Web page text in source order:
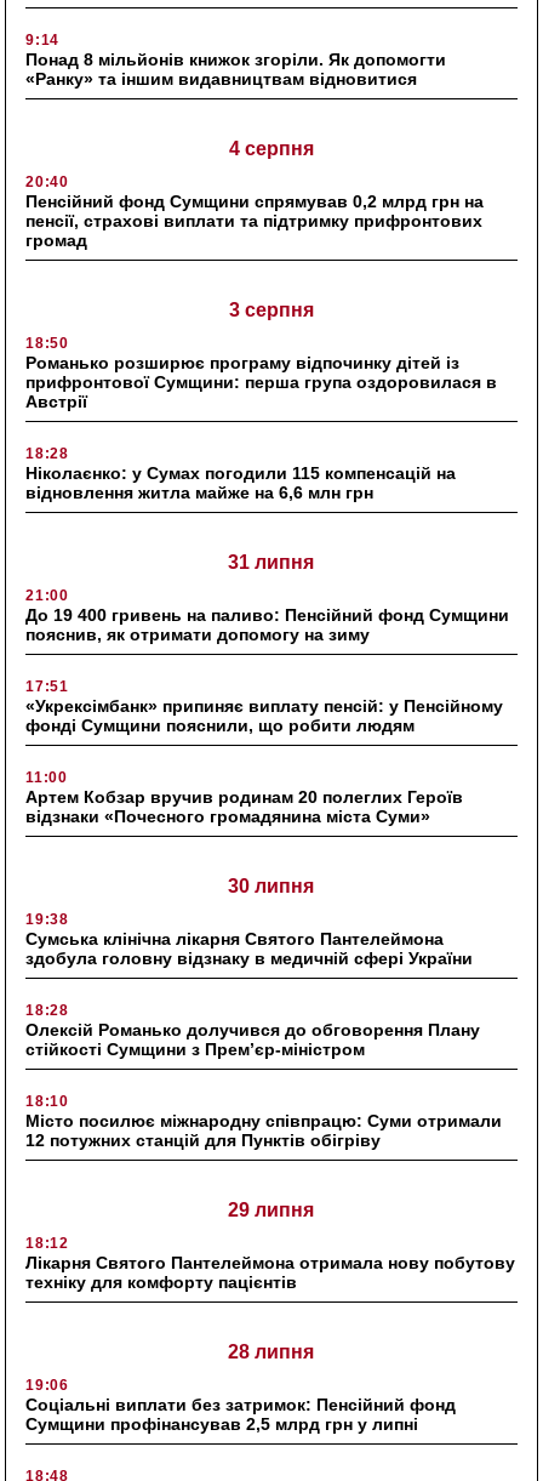
9:14
Понад 8 мільйонів книжок згоріли. Як допомогти
«Ранку» та іншим видавництвам відновитися
4 серпня
20:40
Пенсійний фонд Сумщини спрямував 0,2 млрд грн на
пенсії, страхові виплати та підтримку прифронтових
громад
3 серпня
18:50
Романько розширює програму відпочинку дітей із
прифронтової Сумщини: перша група оздоровилася в
Австрії
18:28
Ніколаєнко: у Сумах погодили 115 компенсацій на
відновлення житла майже на 6,6 млн грн
31 липня
21:00
До 19 400 гривень на паливо: Пенсійний фонд Сумщини
пояснив, як отримати допомогу на зиму
17:51
«Укрексімбанк» припиняє виплату пенсій: у Пенсійному
фонді Сумщини пояснили, що робити людям
11:00
Артем Кобзар вручив родинам 20 полеглих Героїв
відзнаки «Почесного громадянина міста Суми»
30 липня
19:38
Сумська клінічна лікарня Святого Пантелеймона
здобула головну відзнаку в медичній сфері України
18:28
Олексій Романько долучився до обговорення Плану
стійкості Сумщини з Прем’єр-міністром
18:10
Місто посилює міжнародну співпрацю: Суми отримали
12 потужних станцій для Пунктів обігріву
29 липня
18:12
Лікарня Святого Пантелеймона отримала нову побутову
техніку для комфорту пацієнтів
28 липня
19:06
Соціальні виплати без затримок: Пенсійний фонд
Сумщини профінансував 2,5 млрд грн у липні
18:48